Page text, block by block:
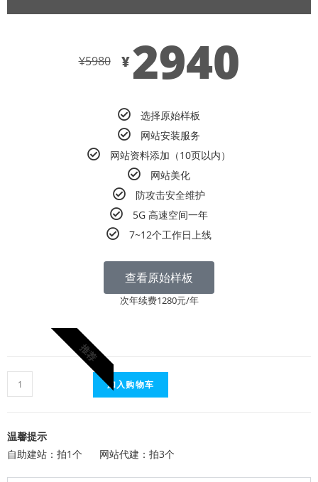
¥5980 ¥2940
选择原始样板
网站安装服务
网站资料添加（10页以内）
网站美化
防攻击安全维护
5G 高速空间一年
7~12个工作日上线
查看原始样板
次年续费1280元/年
推荐
加入购物车
温馨提示
自助建站：拍1个 网站代建：拍3个